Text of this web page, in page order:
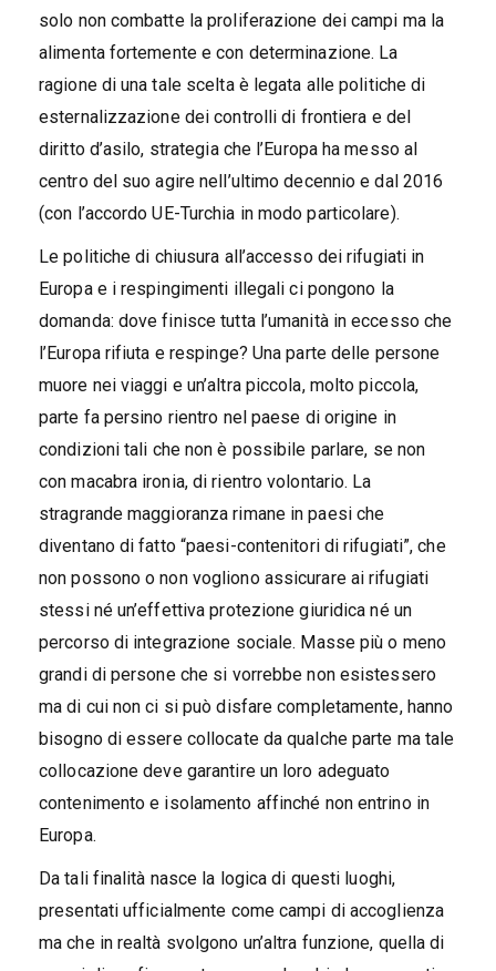
solo non combatte la proliferazione dei campi ma la
alimenta fortemente e con determinazione. La
ragione di una tale scelta è legata alle politiche di
esternalizzazione dei controlli di frontiera e del
diritto d’asilo, strategia che l’Europa ha messo al
centro del suo agire nell’ultimo decennio e dal 2016
(con l’accordo UE-Turchia in modo particolare).
Le politiche di chiusura all’accesso dei rifugiati in
Europa e i respingimenti illegali ci pongono la
domanda: dove finisce tutta l’umanità in eccesso che
l’Europa rifiuta e respinge? Una parte delle persone
muore nei viaggi e un’altra piccola, molto piccola,
parte fa persino rientro nel paese di origine in
condizioni tali che non è possibile parlare, se non
con macabra ironia, di rientro volontario. La
stragrande maggioranza rimane in paesi che
diventano di fatto “paesi-contenitori di rifugiati”, che
non possono o non vogliono assicurare ai rifugiati
stessi né un’effettiva protezione giuridica né un
percorso di integrazione sociale. Masse più o meno
grandi di persone che si vorrebbe non esistessero
ma di cui non ci si può disfare completamente, hanno
bisogno di essere collocate da qualche parte ma tale
collocazione deve garantire un loro adeguato
contenimento e isolamento affinché non entrino in
Europa.
Da tali finalità nasce la logica di questi luoghi,
presentati ufficialmente come campi di accoglienza
ma che in realtà svolgono un’altra funzione, quella di